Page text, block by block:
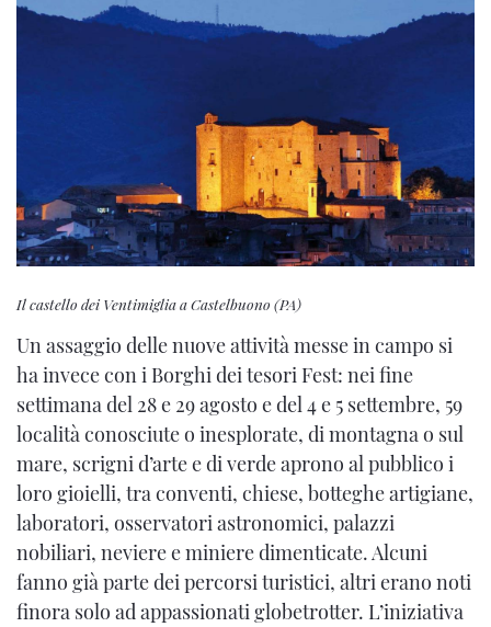
Il castello dei Ventimiglia a Castelbuono (PA)
Un assaggio delle nuove attività messe in campo si
ha invece con i Borghi dei tesori Fest: nei fine
settimana del 28 e 29 agosto e del 4 e 5 settembre, 59
località conosciute o inesplorate, di montagna o sul
mare, scrigni d’arte e di verde aprono al pubblico i
loro gioielli, tra conventi, chiese, botteghe artigiane,
laboratori, osservatori astronomici, palazzi
nobiliari, neviere e miniere dimenticate. Alcuni
fanno già parte dei percorsi turistici, altri erano noti
finora solo ad appassionati globetrotter. L’iniziativa